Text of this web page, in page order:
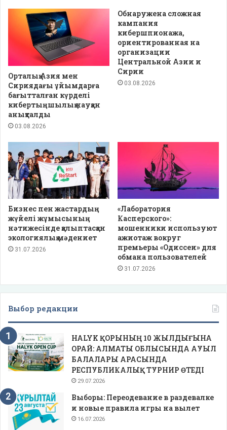
Орталық Азия мен
Сириядағы ұйымдарға
бағытталған күрделі
кибертыңшылық науқан
анықталды
03.08.2026
Обнаружена сложная
кампания
кибершпионажа,
ориентированная на
организации
Центральной Азии и
Сирии
03.08.2026
Бизнес пен жастардың
жүйелі жұмысының
нәтижесінде қалыптасқан
экологиялық мәдениет
31.07.2026
«Лаборатория
Касперского»:
мошенники используют
ажиотаж вокруг
премьеры «Одиссеи» для
обмана пользователей
31.07.2026
Выбор редакции
HALYK ҚОРЫНЫҢ 10 ЖЫЛДЫҒЫНА
ОРАЙ: АЛМАТЫ ОБЛЫСЫНДА АУЫЛ
БАЛАЛАРЫ АРАСЫНДА
РЕСПУБЛИКАЛЫҚ ТУРНИР ӨТЕДІ
29.07.2026
Выборы: Переодевание в раздевалке
и новые правила игры на вылет
16.07.2026